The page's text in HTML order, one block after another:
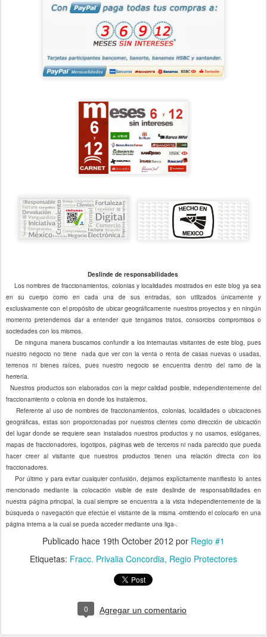
Deslinde de responsabilidades
Los nombres de fraccionamientos, colonias y localidades mostrados en este blog ya sea
en su cuerpo como en cada una de sus entradas, son utilizados únicamente y
exclusivamente con el propósito de ubicar geográficamente nuestros proyectos y en ningún
momento pretendemos dar a entender que tengamos tratos, consorcios compromisos o
sociedades con los mismos.
De ninguna manera buscamos confundir a los internautas visitantes de este blog, pues
nuestro negocio no tiene nada que ver con la venta o renta de casas nuevas o usadas,
terrenos ni bienes raíces, pues nuestro negocio se encuentra dentro del ramo de la
herrería.
Nuestros productos son elaborados con la mejor calidad posible, independientemente del
fraccionamiento o colonia en donde los instalemos.
Referente al uso de nombres de fraccionamientos, colonias, localidades o ubicaciones
geográficas, estas son proporcionadas por nuestros clientes como dirección de ubicación
del lugar donde se requiere sean instalados nuestros productos y no usamos, eslóganes,
mapas de fraccionadores, logotipos, páginas web de terceros ni nada parecido que pueda
hacer creer al visitante que nuestros productos tienen una relación directa con los
fraccionadores.
Por último y para evitar cualquier confusión, dejamos explícitamente manifiesto lo antes
mencionado mediante la colocación visible de este deslinde de responsabilidades en
nuestra página principal, la cual siempre se encuentra a la vista independientemente de la
búsqueda o navegación que efectúe el visitante de la misma -omitiendo el colocarlo en una
página interna a la cual se pueda acceder mediante una liga-.
Publicado hace 19th October 2012 por Regio #1
Etiquetas: Fracc. Privalia Concordia Regio Protectores
0 Agregar un comentario